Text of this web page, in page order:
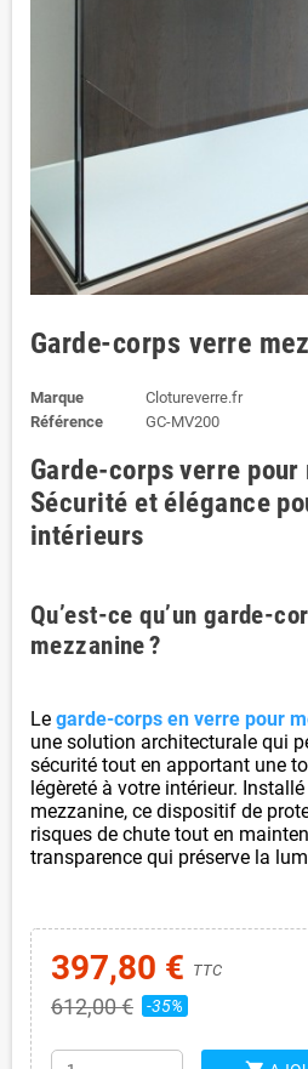
Garde-corps verre
Marque
Clotureverre.fr
Référence
GC-MV200
Garde-corps verre pour
Sécurité et élégance
intérieurs
Qu’est-ce qu’un garde-
mezzanine ?
Le garde-corps en verre pour
une solution architecturale qui
sécurité tout en apportant une
légèreté à votre intérieur.
mezzanine, ce dispositif de
risques de chute tout en
transparence qui préserve la
397,80 € TTC
612,00 € -35%